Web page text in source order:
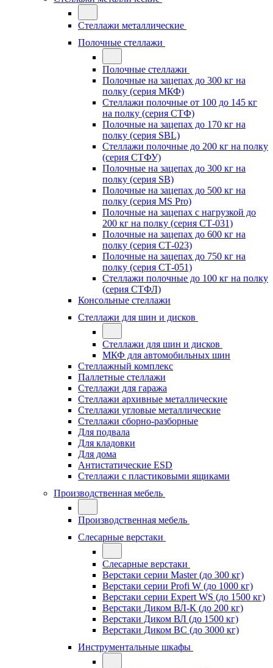
Стеллажи металлические
Полочные стеллажи
Полочные стеллажи
Полочные на зацепах до 300 кг на
полку (серия МКФ)
Стеллажи полочные от 100 до 145 кг
на полку (серия СТФ)
Полочные на зацепах до 170 кг на
полку (серия SBL)
Стеллажи полочные до 200 кг на полку
(серия СТФУ)
Полочные на зацепах до 300 кг на
полку (серия SB)
Полочные на зацепах до 500 кг на
полку (серия MS Pro)
Полочные на зацепах с нагрузкой до
200 кг на полку (серия СТ-031)
Полочные на зацепах до 600 кг на
полку (серия СТ-023)
Полочные на зацепах до 750 кг на
полку (серия СТ-051)
Стеллажи полочные до 100 кг на полку
(серия СТФЛ)
Консольные стеллажи
Стеллажи для шин и дисков
Стеллажи для шин и дисков
МКФ для автомобильных шин
Стеллажный комплекс
Паллетные стеллажи
Стеллажи для гаража
Стеллажи архивные металлические
Стеллажи угловые металлические
Стеллажи сборно-разборные
Для подвала
Для кладовки
Для дома
Антистатические ESD
Стеллажи с пластиковыми ящиками
Производственная мебель
Производственная мебель
Слесарные верстаки
Слесарные верстаки
Верстаки серии Master (до 300 кг)
Верстаки серии Profi W (до 1000 кг)
Верстаки серии Expert WS (до 1500 кг)
Верстаки Диком ВЛ-К (до 200 кг)
Верстаки Диком ВЛ (до 1500 кг)
Верстаки Диком ВС (до 3000 кг)
Инструментальные шкафы